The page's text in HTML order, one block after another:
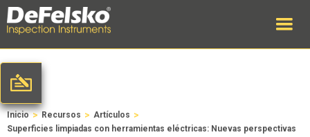
Inicio > Recursos > Artículos >
Superficies limpiadas con herramientas eléctricas: Nuevas perspectivas